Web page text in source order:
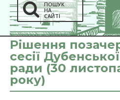
ПОШУК
НА
САЙТІ
Рішення
сесії
ради (30
року)